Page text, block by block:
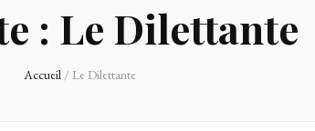
: Le Dilettante
Accueil / Le Dilettante